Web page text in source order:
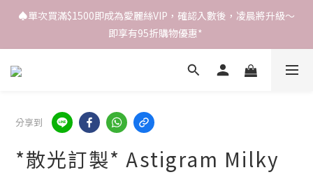
♠️單次買滿$1500即成為愛麗絲VIP，確認入數後，凌晨將升級～
即享有95折購物優惠*
分享到
*散光訂製* Astigram Milky